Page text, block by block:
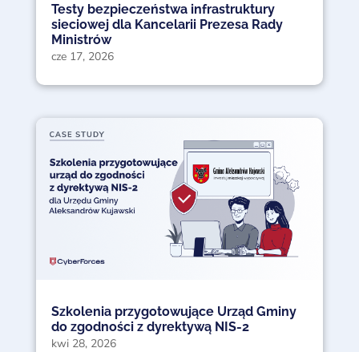
Testy bezpieczeństwa infrastruktury
sieciowej dla Kancelarii Prezesa Rady
Ministrów
cze 17, 2026
Szkolenia przygotowujące Urząd Gminy
do zgodności z dyrektywą NIS-2
kwi 28, 2026